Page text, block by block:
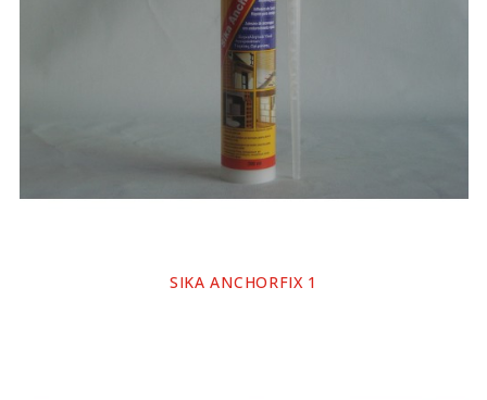
SIKA ANCHORFIX 1